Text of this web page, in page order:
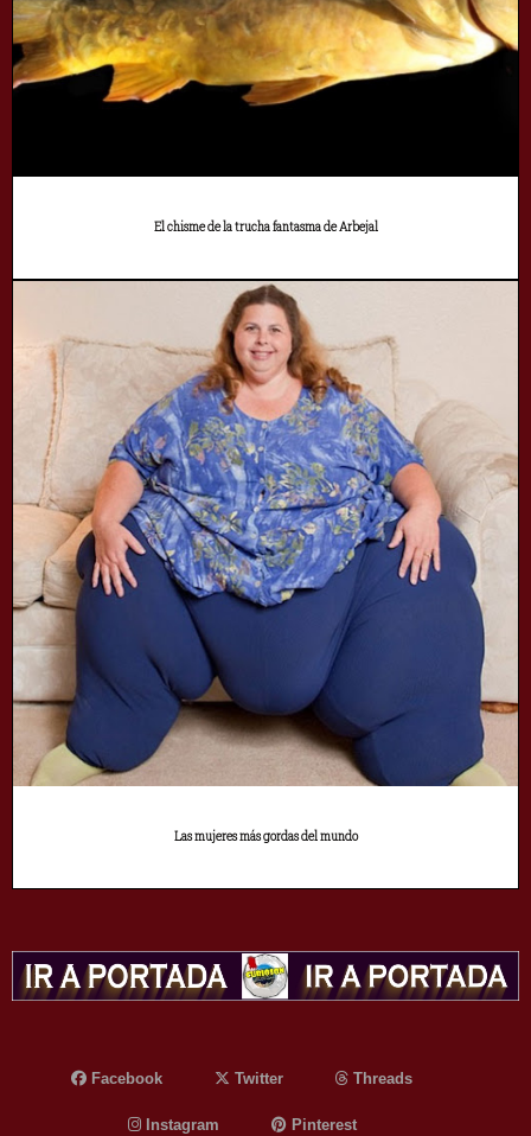
El chisme de la trucha fantasma de Arbejal
Las mujeres más gordas del mundo
Facebook Twitter Threads
Instagram Pinterest